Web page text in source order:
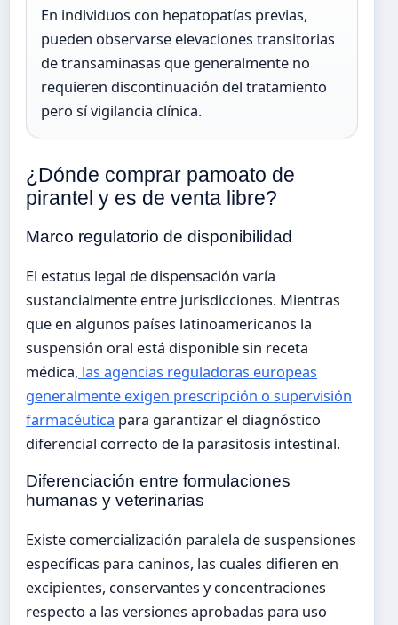
En individuos con hepatopatías previas,
pueden observarse elevaciones transitorias
de transaminasas que generalmente no
requieren discontinuación del tratamiento
pero sí vigilancia clínica.
¿Dónde comprar pamoato de
pirantel y es de venta libre?
Marco regulatorio de disponibilidad
El estatus legal de dispensación varía
sustancialmente entre jurisdicciones. Mientras
que en algunos países latinoamericanos la
suspensión oral está disponible sin receta
médica, las agencias reguladoras europeas
generalmente exigen prescripción o supervisión
farmacéutica para garantizar el diagnóstico
diferencial correcto de la parasitosis intestinal.
Diferenciación entre formulaciones
humanas y veterinarias
Existe comercialización paralela de suspensiones
específicas para caninos, las cuales difieren en
excipientes, conservantes y concentraciones
respecto a las versiones aprobadas para uso